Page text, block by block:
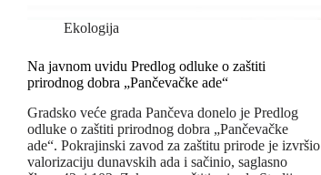
Ekologija
Na javnom uvidu Predlog odluke o zaštiti
prirodnog dobra „Pančevačke ade“
Gradsko veće grada Pančeva donelo je Predlog
odluke o zaštiti prirodnog dobra „Pančevačke
ade“. Pokrajinski zavod za zaštitu prirode je izvršio
valorizaciju dunavskih ada i sačinio, saglasno